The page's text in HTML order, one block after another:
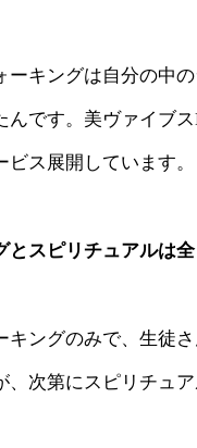
キングは自分の中
んです。美ヴァイブ
ス展開しています。
スピリチュアルは全
ングのみで、生徒さ
、次第にスピリチュ